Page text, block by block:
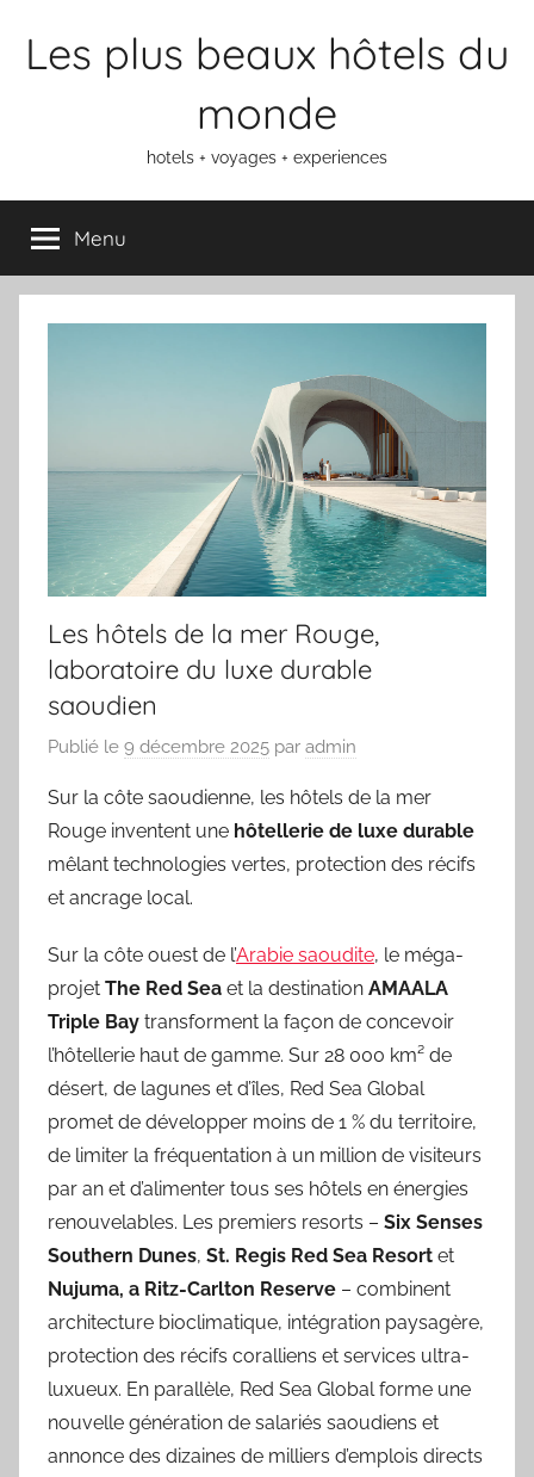
Les plus beaux hôtels du
monde
hotels + voyages + experiences
Menu
Les hôtels de la mer Rouge,
laboratoire du luxe durable
saoudien
Publié le 9 décembre 2025 par admin
Sur la côte saoudienne, les hôtels de la mer
Rouge inventent une hôtellerie de luxe durable
mêlant technologies vertes, protection des récifs
et ancrage local.
Sur la côte ouest de l’Arabie saoudite, le méga-
projet The Red Sea et la destination AMAALA
Triple Bay transforment la façon de concevoir
l’hôtellerie haut de gamme. Sur 28 000 km² de
désert, de lagunes et d’îles, Red Sea Global
promet de développer moins de 1 % du territoire,
de limiter la fréquentation à un million de visiteurs
par an et d’alimenter tous ses hôtels en énergies
renouvelables. Les premiers resorts – Six Senses
Southern Dunes, St. Regis Red Sea Resort et
Nujuma, a Ritz-Carlton Reserve – combinent
architecture bioclimatique, intégration paysagère,
protection des récifs coralliens et services ultra-
luxueux. En parallèle, Red Sea Global forme une
nouvelle génération de salariés saoudiens et
annonce des dizaines de milliers d’emplois directs